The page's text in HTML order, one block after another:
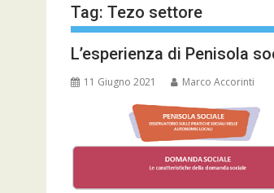
Tag: Tezo settore
L’esperienza di Penisola
11 Giugno 2021 Marco Accorinti